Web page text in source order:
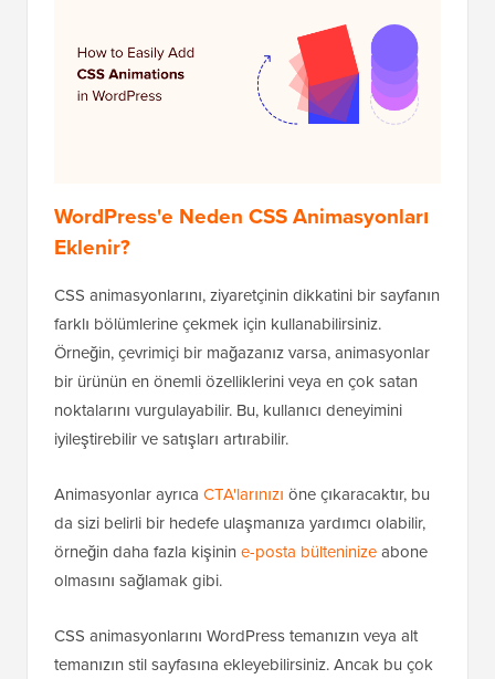
WordPress'e Neden CSS Animasyonları
Eklenir?
CSS animasyonlarını, ziyaretçinin dikkatini bir sayfanın
farklı bölümlerine çekmek için kullanabilirsiniz.
Örneğin, çevrimiçi bir mağazanız varsa, animasyonlar
bir ürünün en önemli özelliklerini veya en çok satan
noktalarını vurgulayabilir. Bu, kullanıcı deneyimini
iyileştirebilir ve satışları artırabilir.
Animasyonlar ayrıca CTA'larınızı öne çıkaracaktır, bu
da sizi belirli bir hedefe ulaşmanıza yardımcı olabilir,
örneğin daha fazla kişinin e-posta bülteninizeabone
olmasını sağlamak gibi.
CSS animasyonlarını WordPress temanızın veya alt
temanızın stil sayfasına ekleyebilirsiniz. Ancak bu çok